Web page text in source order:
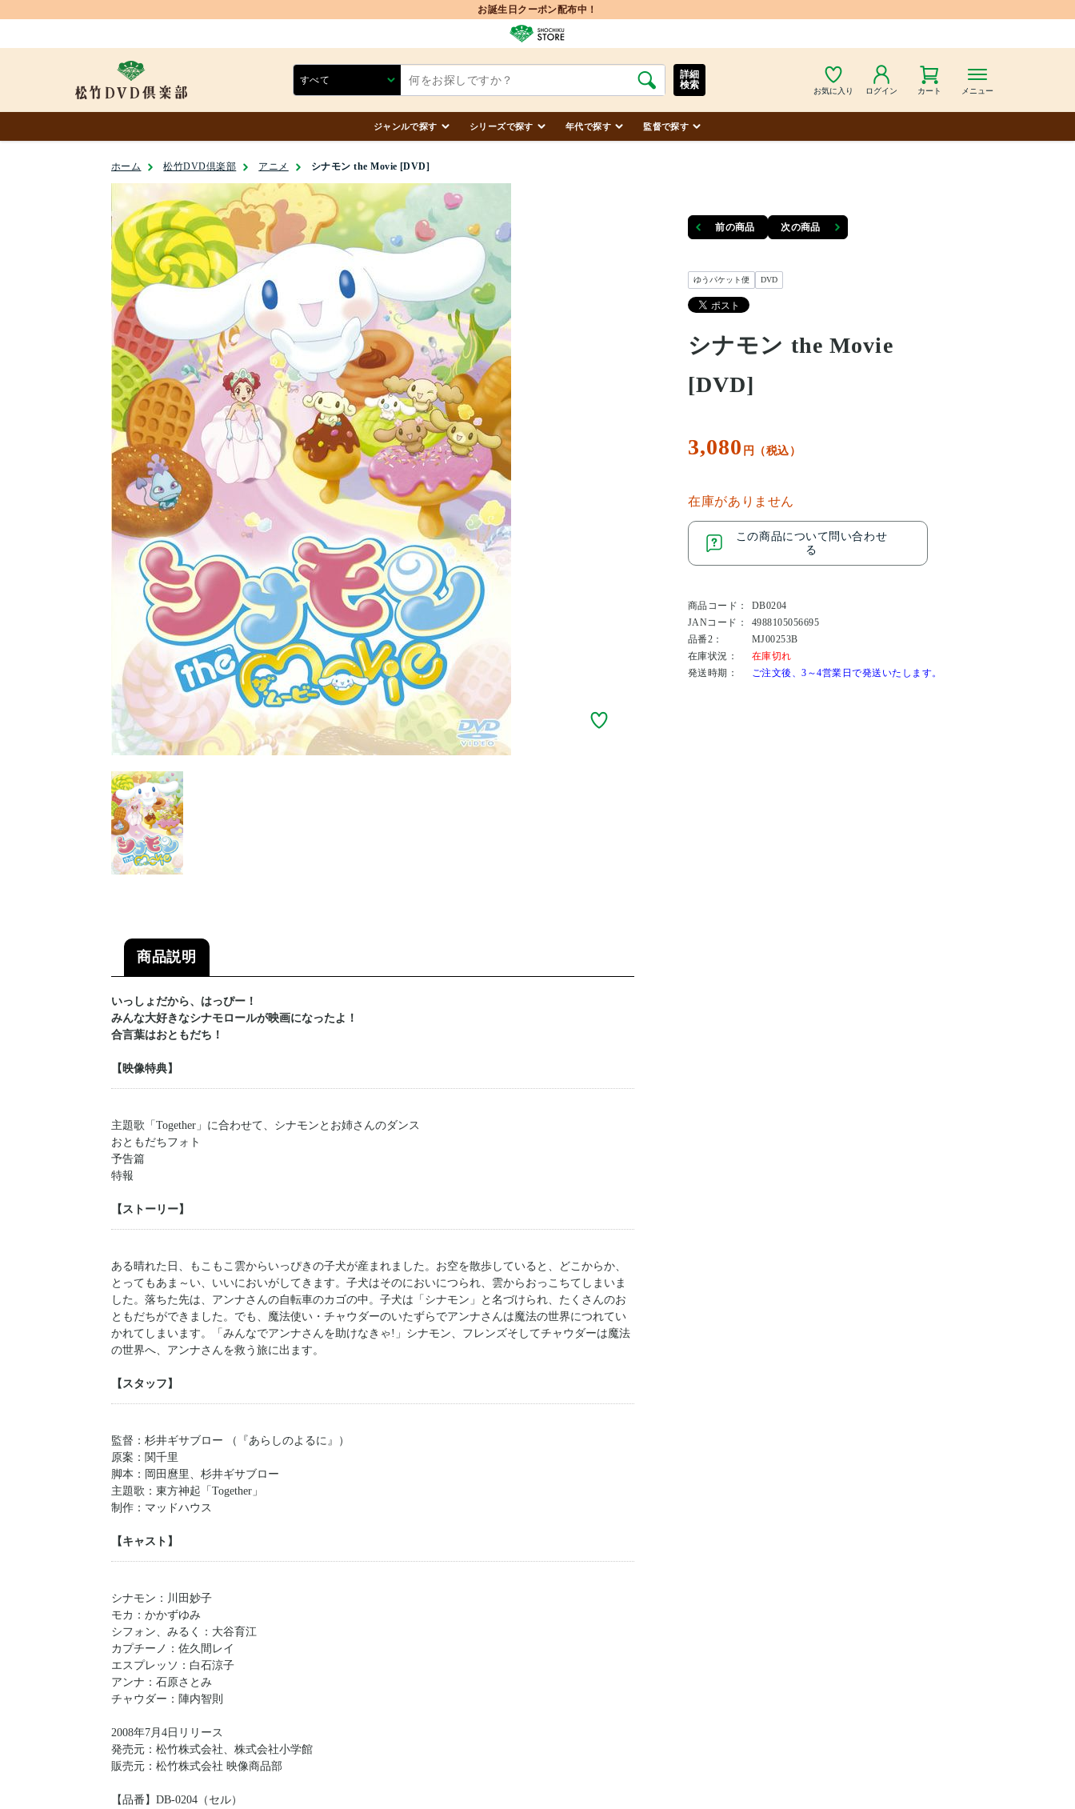
お誕生日クーポン配布中！
お気に入り ログイン カート メニュー
詳細
検索
ジャンルで探す シリーズで探す 年代で探す 監督で探す
ホーム 松竹DVD倶楽部 アニメ シナモン the Movie [DVD]
前の商品 次の商品
ゆうパケット便 DVD
シナモン the Movie
[DVD]
3,080 円（税込）
在庫がありません
この商品について問い合わせ
る
商品コード：
DB0204
JANコード：
4988105056695
品番2：
MJ00253B
在庫状況：
在庫切れ
発送時期：
ご注文後、3～4営業日で発送いたします。
商品説明
いっしょだから、はっぴー！
みんな大好きなシナモロールが映画になったよ！
合言葉はおともだち！
【映像特典】
主題歌「Together」に合わせて、シナモンとお姉さんのダンス
おともだちフォト
予告篇
特報
【ストーリー】
ある晴れた日、もこもこ雲からいっぴきの子犬が産まれました。お空を散歩していると、どこからか、
とってもあま～い、いいにおいがしてきます。子犬はそのにおいにつられ、雲からおっこちてしまいま
した。落ちた先は、アンナさんの自転車のカゴの中。子犬は「シナモン」と名づけられ、たくさんのお
ともだちができました。でも、魔法使い・チャウダーのいたずらでアンナさんは魔法の世界につれてい
かれてしまいます。「みんなでアンナさんを助けなきゃ!」シナモン、フレンズそしてチャウダーは魔法
の世界へ、アンナさんを救う旅に出ます。
【スタッフ】
監督：杉井ギサブロー （『あらしのよるに』）
原案：関千里
脚本：岡田麿里、杉井ギサブロー
主題歌：東方神起「Together」
制作：マッドハウス
【キャスト】
シナモン：川田妙子
モカ：かかずゆみ
シフォン、みるく：大谷育江
カプチーノ：佐久間レイ
エスプレッソ：白石涼子
アンナ：石原さとみ
チャウダー：陣内智則
2008年7月4日リリース
発売元：松竹株式会社、株式会社小学館
販売元：松竹株式会社 映像商品部
【品番】DB-0204（セル）